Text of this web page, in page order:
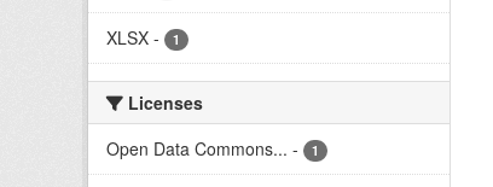
XLSX - 1
Licenses
Open Data Commons... - 1